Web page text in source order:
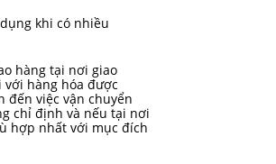
khi có nhiều
hàng tại nơi giao
hàng hóa được
đến việc vận chuyển
chỉ định và nếu tại nơi
hợp nhất với mục đích